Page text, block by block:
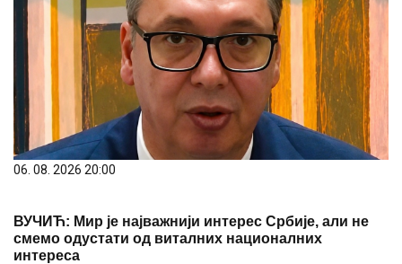
06. 08. 2026 20:00
ВУЧИЋ: Мир је најважнији интерес Србије, али не
смемо одустати од виталних националних
интереса